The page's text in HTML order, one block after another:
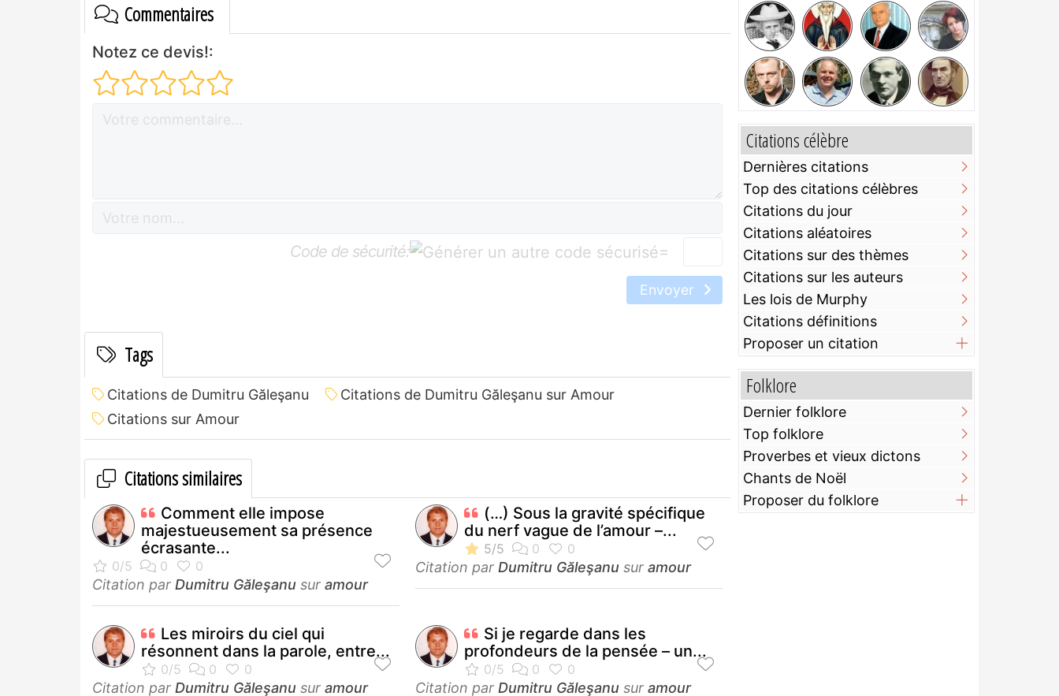
Commentaires
Notez ce devis!:
Code de sécurité: =
Envoyer
Tags
Citations de Dumitru Găleşanu
Citations de Dumitru Găleşanu sur Amour
Citations sur Amour
Citations similaires
Comment elle impose
majestueusement sa présence
écrasante...
Citation par Dumitru Găleşanu sur amour
(…) Sous la gravité spécifique
du nerf vague de l’amour –...
Citation par Dumitru Găleşanu sur amour
Les miroirs du ciel qui
résonnent dans la parole, entre...
Citation par Dumitru Găleşanu sur amour
Si je regarde dans les
profondeurs de la pensée – un...
Citation par Dumitru Găleşanu sur amour
Citations célèbre
Dernières citations
Top des citations célèbres
Citations du jour
Citations aléatoires
Citations sur des thèmes
Citations sur les auteurs
Les lois de Murphy
Citations définitions
Proposer un citation
Folklore
Dernier folklore
Top folklore
Proverbes et vieux dictons
Chants de Noël
Proposer du folklore